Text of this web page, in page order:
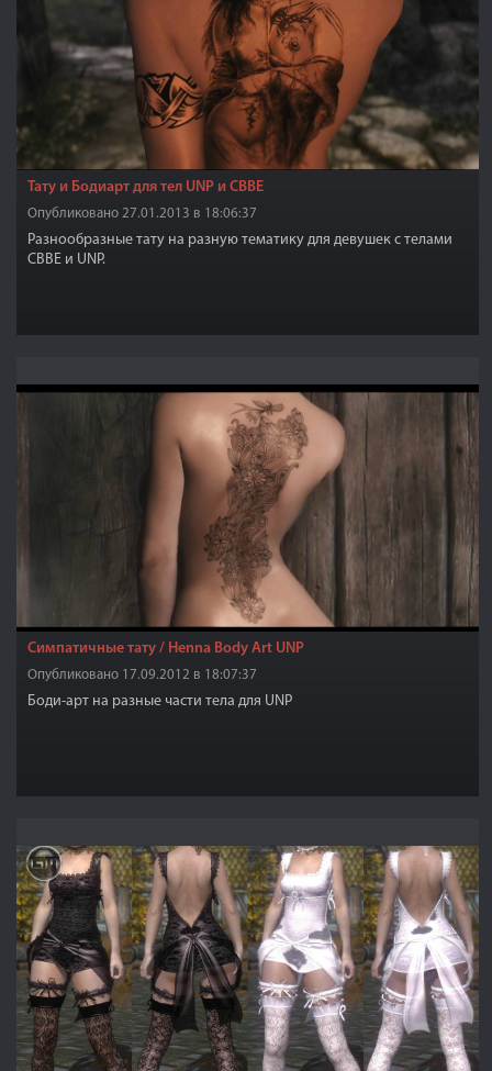
Тату и Бодиарт для тел UNP и CBBE
Опубликовано 27.01.2013 в 18:06:37
Разнообразные тату на разную тематику для девушек с телами
CBBE и UNP.
Симпатичные тату / Henna Body Art UNP
Опубликовано 17.09.2012 в 18:07:37
Боди-арт на разные части тела для UNP